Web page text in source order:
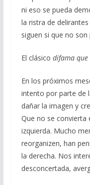
ni eso se pueda
la ristra de
siguen si que no son
El clásico difama que
En los próximos
intento por parte de
dañar la imagen y
Que no se convierta
izquierda. Mucho
reorganizen, han
la derecha. Nos
desconcertada,